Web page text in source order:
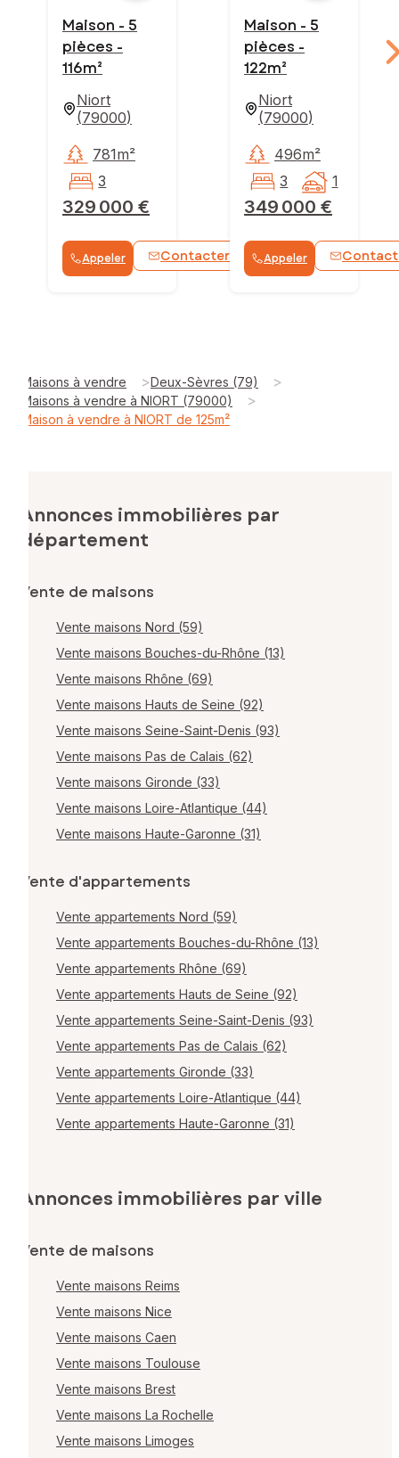
Maison - 5
pièces -
116m²
Niort
(79000)
329 000 €
781m²
3
Appeler Contacter WhatsApp
Maison - 5
pièces -
122m²
Niort
(79000)
349 000 €
496m²
3
1
Appeler
Maisons à vendre >Deux-Sèvres (79) >
Maisons à vendre à NIORT (79000) >
Maison à vendre à NIORT de 125m²
Annonces immobilières par
département
Vente de maisons
Vente maisons Nord (59)
Vente maisons Bouches-du-Rhône (13)
Vente maisons Rhône (69)
Vente maisons Hauts de Seine (92)
Vente maisons Seine-Saint-Denis (93)
Vente maisons Pas de Calais (62)
Vente maisons Gironde (33)
Vente maisons Loire-Atlantique (44)
Vente maisons Haute-Garonne (31)
Vente d'appartements
Vente appartements Nord (59)
Vente appartements Bouches-du-Rhône (13)
Vente appartements Rhône (69)
Vente appartements Hauts de Seine (92)
Vente appartements Seine-Saint-Denis (93)
Vente appartements Pas de Calais (62)
Vente appartements Gironde (33)
Vente appartements Loire-Atlantique (44)
Vente appartements Haute-Garonne (31)
Annonces immobilières par ville
Vente de maisons
Vente maisons Reims
Vente maisons Nice
Vente maisons Caen
Vente maisons Toulouse
Vente maisons Brest
Vente maisons La Rochelle
Vente maisons Limoges